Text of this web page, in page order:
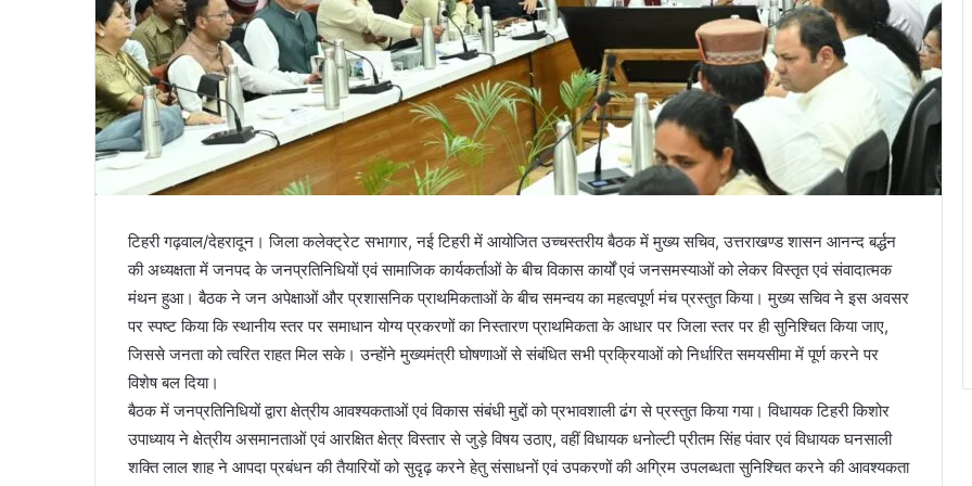
टिहरी गढ़वाल/देहरादून। जिला कलेक्ट्रेट सभागार, नई टिहरी में आयोजित उच्चस्तरीय बैठक में मुख्य सचिव, उत्तराखण्ड शासन आनन्द बर्द्धन
की अध्यक्षता में जनपद के जनप्रतिनिधियों एवं सामाजिक कार्यकर्ताओं के बीच विकास कार्यों एवं जनसमस्याओं को लेकर विस्तृत एवं संवादात्मक
मंथन हुआ। बैठक ने जन अपेक्षाओं और प्रशासनिक प्राथमिकताओं के बीच समन्वय का महत्वपूर्ण मंच प्रस्तुत किया। मुख्य सचिव ने इस अवसर
पर स्पष्ट किया कि स्थानीय स्तर पर समाधान योग्य प्रकरणों का निस्तारण प्राथमिकता के आधार पर जिला स्तर पर ही सुनिश्चित किया जाए,
जिससे जनता को त्वरित राहत मिल सके। उन्होंने मुख्यमंत्री घोषणाओं से संबंधित सभी प्रक्रियाओं को निर्धारित समयसीमा में पूर्ण करने पर
विशेष बल दिया।
बैठक में जनप्रतिनिधियों द्वारा क्षेत्रीय आवश्यकताओं एवं विकास संबंधी मुद्दों को प्रभावशाली ढंग से प्रस्तुत किया गया। विधायक टिहरी किशोर
उपाध्याय ने क्षेत्रीय असमानताओं एवं आरक्षित क्षेत्र विस्तार से जुड़े विषय उठाए, वहीं विधायक धनोल्टी प्रीतम सिंह पंवार एवं विधायक घनसाली
शक्ति लाल शाह ने आपदा प्रबंधन की तैयारियों को सुदृढ़ करने हेतु संसाधनों एवं उपकरणों की अग्रिम उपलब्धता सुनिश्चित करने की आवश्यकता